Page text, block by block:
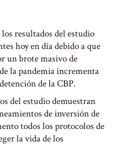
resultados del estudio
hoy en día debido a que
un brote masivo de
la pandemia incrementa
de la CBP.
del estudio demuestran
de inversión de
todos los protocolos de
la vida de los